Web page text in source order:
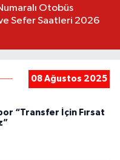
Otobüs
Sefer Saatleri 2026
08 Ağustos 2025
“Transfer İçin Fırsat